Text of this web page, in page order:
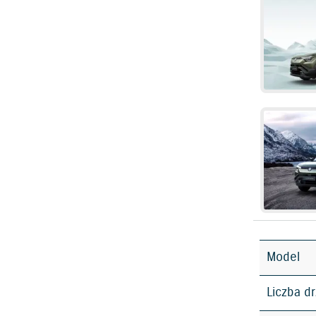
Model
Liczba